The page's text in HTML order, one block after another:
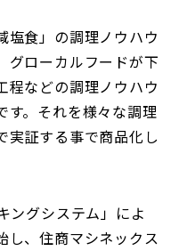
塩食」の調理ノウハウ
グローカルフードが下
程などの調理ノウハウ
す。それを様々な調理
実証する事で商品化し
ングシステム」によ
し、住商マシネックス